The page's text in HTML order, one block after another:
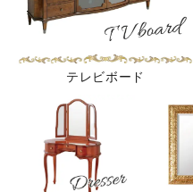
テレビボード